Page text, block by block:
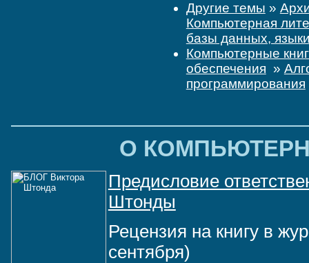
Другие темы »
Компьютерная
базы данных,
Компьютерные
обеспечения »
программирования
О
Предисловие
Штонды
Рецензия на книгу в
сентября)